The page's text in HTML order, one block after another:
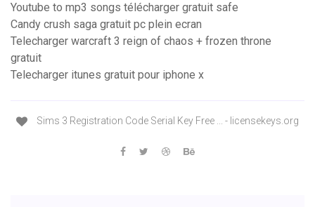
Youtube to mp3 songs télécharger gratuit safe
Candy crush saga gratuit pc plein ecran
Telecharger warcraft 3 reign of chaos + frozen throne
gratuit
Telecharger itunes gratuit pour iphone x
Sims 3 Registration Code Serial Key Free ... - licensekeys.org